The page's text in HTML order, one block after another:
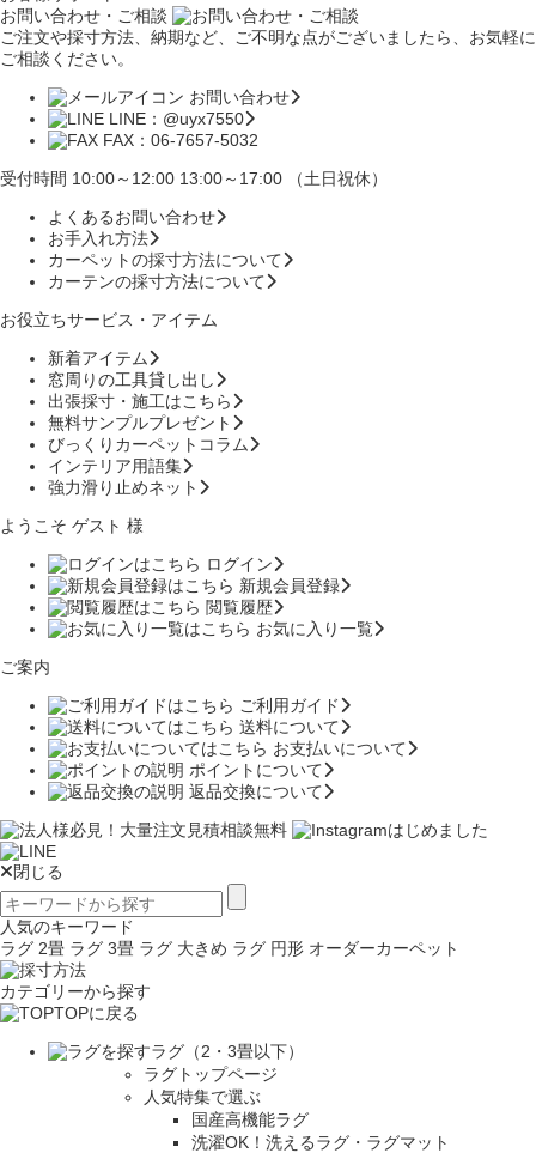
お問い合わせ・ご相談
ご注文や採寸方法、納期など、ご不明な点がございましたら、お気軽に
ご相談ください。
お問い合わせ
LINE：@uyx7550
FAX：06-7657-5032
受付時間 10:00～12:00 13:00～17:00 （土日祝休）
よくあるお問い合わせ
お手入れ方法
カーペットの採寸方法について
カーテンの採寸方法について
お役立ちサービス・アイテム
新着アイテム
窓周りの工具貸し出し
出張採寸・施工はこちら
無料サンプルプレゼント
びっくりカーペットコラム
インテリア用語集
強力滑り止めネット
ようこそ ゲスト 様
ログイン
新規会員登録
閲覧履歴
お気に入り一覧
ご案内
ご利用ガイド
送料について
お支払いについて
ポイントについて
返品交換について
閉じる
人気のキーワード
ラグ 2畳 ラグ 3畳 ラグ 大きめ ラグ 円形 オーダーカーペット
カテゴリーから探す
TOPに戻る
ラグ（2・3畳以下）
ラグトップページ
人気特集で選ぶ
国産高機能ラグ
洗濯OK！洗えるラグ・ラグマット